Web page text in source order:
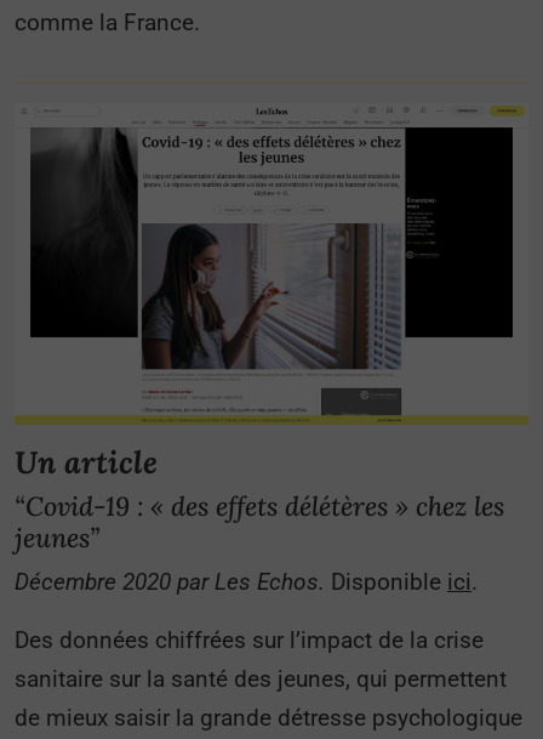
comme la France.
Un article
“Covid-19 : « des effets délétères » chez les
jeunes”
Décembre 2020 par Les Echos. Disponible ici.
Des données chiffrées sur l’impact de la crise
sanitaire sur la santé des jeunes, qui permettent
de mieux saisir la grande détresse psychologique